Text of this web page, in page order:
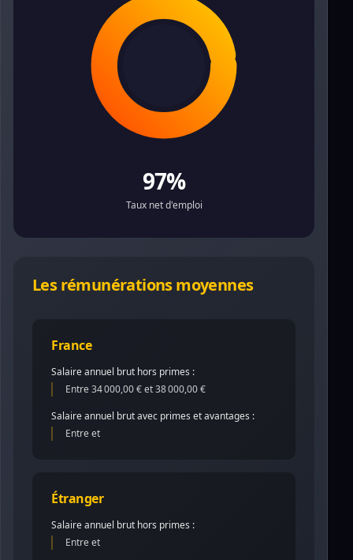
97%
Taux net d'emploi
Les rémunérations moyennes
France
Salaire annuel brut hors primes :
Entre 34 000,00 € et 38 000,00 €
Salaire annuel brut avec primes et avantages :
Entre et
Étranger
Salaire annuel brut hors primes :
Entre et